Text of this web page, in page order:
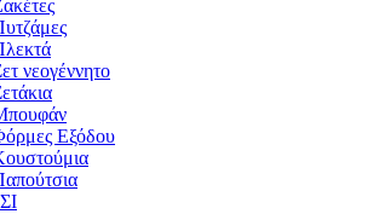
νεογέννητο
Εξόδου